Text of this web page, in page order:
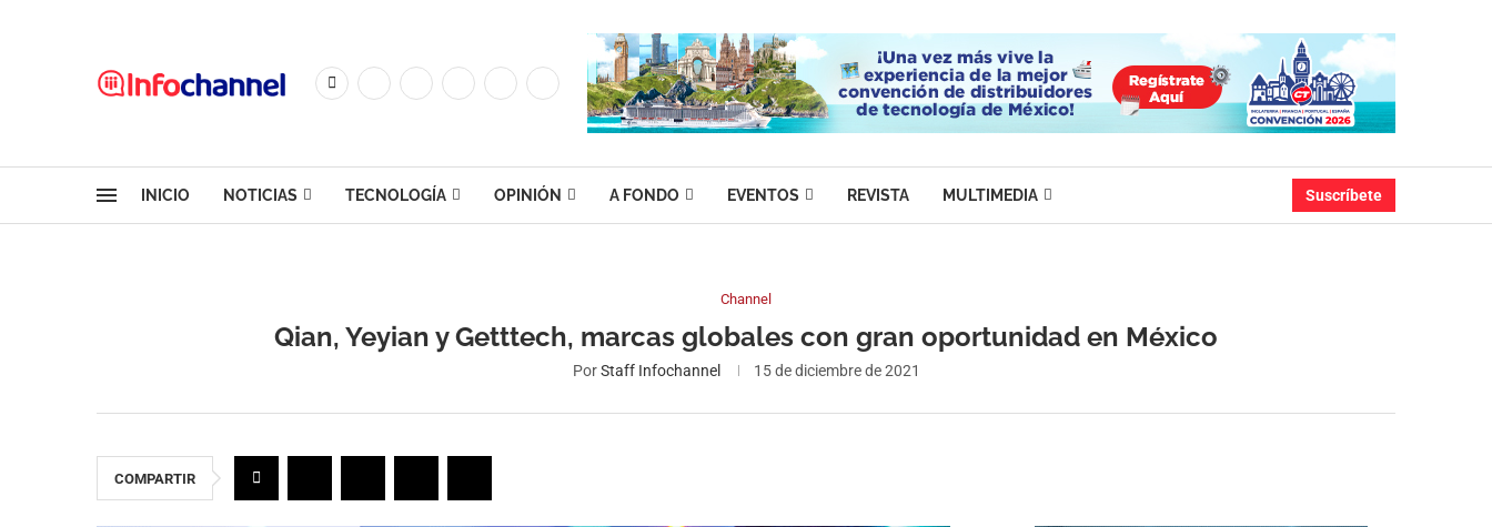
INICIO NOTICIAS TECNOLOGÍA OPINIÓN A FONDO EVENTOS REVISTA MULTIMEDIA Suscríbete
Channel
Qian, Yeyian y Getttech, marcas globales con gran oportunidad en México
PorStaff Infochannel 15 de diciembre de 2021
COMPARTIR